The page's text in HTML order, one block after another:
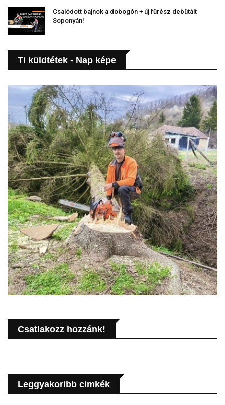
Csalódott bajnok a dobogón + új fűrész debütált
Soponyán!
Ti küldtétek - Nap képe
Csatlakozz hozzánk!
Leggyakoribb cimkék